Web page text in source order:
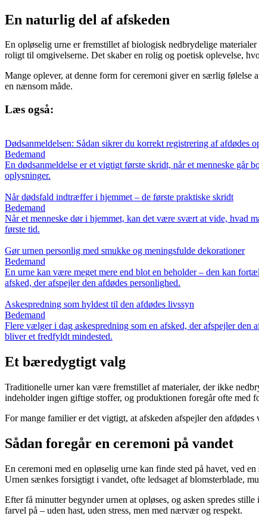
En naturlig del af afskeden
En opløselig urne er fremstillet af biologisk nedbrydelige
roligt til omgivelserne. Det skaber en rolig og poetisk oplevelse,
Mange oplever, at denne form for ceremoni giver en særlig følelse
en nænsom måde.
Læs også:
Dødsanmeldelsen: Sådan sikrer du korrekt registrering af afdødes
Bedemand
En dødsanmeldelse er et vigtigt første skridt, når et menneske går
oplysninger.
Når dødsfald indtræffer i hjemmet – de første praktiske skridt
Bedemand
Når et menneske dør i hjemmet, kan det være svært at vide, hvad
første tid.
Gør urnen personlig med smukke og meningsfulde dekorationer
Bedemand
En urne kan være meget mere end blot en beholder – den kan
afsked, der afspejler den afdødes personlighed.
Askespredning som hyldest til den afdødes livssyn
Bedemand
Flere vælger i dag askespredning som en afsked, der afspejler
bliver et fredfyldt mindested.
Et bæredygtigt valg
Traditionelle urner kan være fremstillet af materialer, der ikke
indeholder ingen giftige stoffer, og produktionen foregår ofte med
For mange familier er det vigtigt, at afskeden afspejler den
Sådan foregår en ceremoni på vandet
En ceremoni med en opløselig urne kan finde sted på havet, ved
Urnen sænkes forsigtigt i vandet, ofte ledsaget af blomsterblade,
Efter få minutter begynder urnen at opløses, og asken spredes
farvel på – uden hast, uden stress, men med nærvær og respekt.